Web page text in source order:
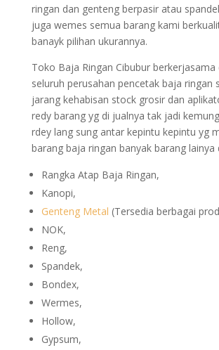
ringan dan genteng berpasir atau
juga wemes semua barang kami
banayk pilihan ukurannya.
Toko Baja Ringan Cibubur berkerjasama
seluruh perusahan pencetak baja ringan
jarang kehabisan stock grosir dan
redy barang yg di jualnya tak jadi
rdey lang sung antar kepintu kepintu yg
barang baja ringan banyak barang lainya
Rangka Atap Baja Ringan,
Kanopi,
Genteng Metal (Tersedia berbagai
NOK,
Reng,
Spandek,
Bondex,
Wermes,
Hollow,
Gypsum,